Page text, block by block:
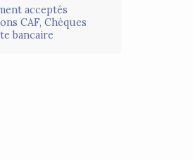
acceptés
CAF, Chèques
bancaire